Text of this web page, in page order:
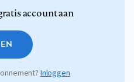
account aan
Inloggen